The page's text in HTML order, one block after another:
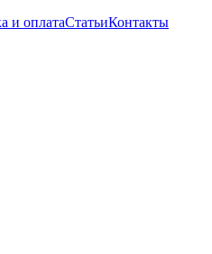
и оплатаСтатьиКонтакты